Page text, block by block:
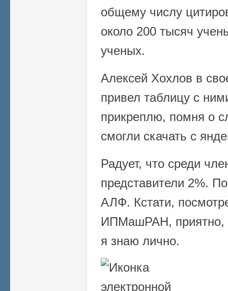
общему числу
около 200 тысяч
ученых.
Алексей Хохлов в
привел таблицу с
прикреплю, помня о
смогли скачать с
Радует, что среди
представители 2%.
АЛФ. Кстати,
ИПМашРАН, приятно,
я знаю лично.